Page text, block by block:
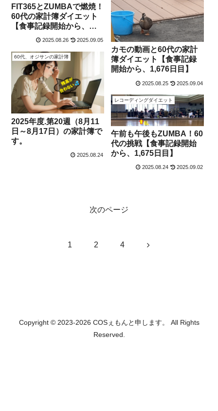
FIT365とZUMBAで燃焼！
60代の家計簿ダイエット
【食事記録開始から、
1,677日目】
2025.08.26 2025.09.05
カモの動画と60代の家計
簿ダイエット【食事記録
開始から、1,676日目】
2025.08.25 2025.09.04
60代、オジサンの家計簿
2025年度.第20週（8月11
日～8月17日）の家計簿で
す。
2025.08.24
レコーディングダイエット
午前も午後もZUMBA！60
代の挑戦【食事記録開始
から、1,675日目】
2025.08.24 2025.09.02
次のページ
1 2 4 次
Copyright © 2023-2026 COSぇもんと申します。 All Rights
Reserved.